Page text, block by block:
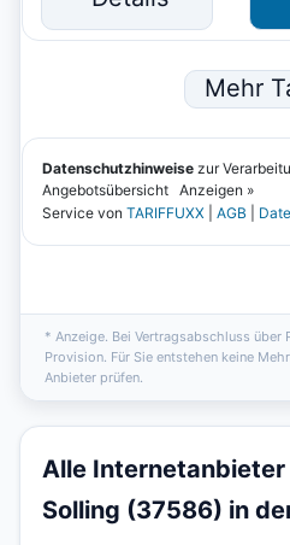
* Anzeige. Bei Vertragsabschluss über
Provision. Für Sie entstehen keine
Anbieter prüfen.
Alle Internetanbieter
Solling (37586) in